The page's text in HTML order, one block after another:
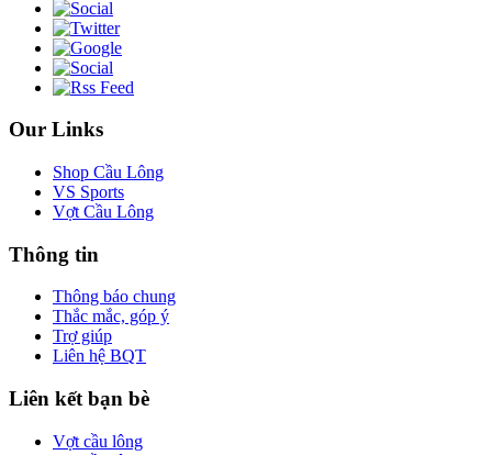
Our Links
Shop Cầu Lông
VS Sports
Vợt Cầu Lông
Thông tin
Thông báo chung
Thắc mắc, góp ý
Trợ giúp
Liên hệ BQT
Liên kết bạn bè
Vợt cầu lông